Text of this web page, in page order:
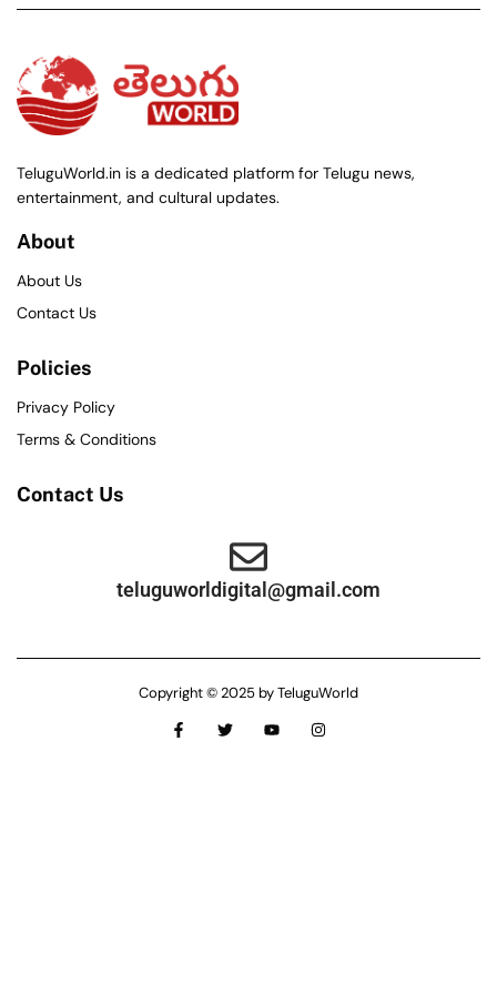
TeluguWorld.in is a dedicated platform for Telugu news,
entertainment, and cultural updates.
About
About Us
Contact Us
Policies
Privacy Policy
Terms & Conditions
Contact Us
teluguworldigital@gmail.com
Copyright © 2025 by TeluguWorld